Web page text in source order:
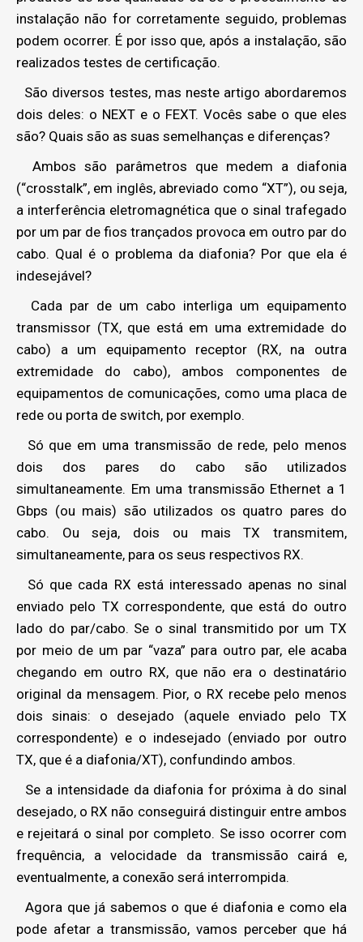
instalação não for corretamente seguido, problemas
podem ocorrer. É por isso que, após a instalação, são
realizados testes de certificação.
São diversos testes, mas neste artigo abordaremos
dois deles: o NEXT e o FEXT. Vocês sabe o que eles
são? Quais são as suas semelhanças e diferenças?
Ambos são parâmetros que medem a diafonia
(“crosstalk”, em inglês, abreviado como “XT”), ou seja,
a interferência eletromagnética que o sinal trafegado
por um par de fios trançados provoca em outro par do
cabo. Qual é o problema da diafonia? Por que ela é
indesejável?
Cada par de um cabo interliga um equipamento
transmissor (TX, que está em uma extremidade do
cabo) a um equipamento receptor (RX, na outra
extremidade do cabo), ambos componentes de
equipamentos de comunicações, como uma placa de
rede ou porta de switch, por exemplo.
Só que em uma transmissão de rede, pelo menos
dois dos pares do cabo são utilizados
simultaneamente. Em uma transmissão Ethernet a 1
Gbps (ou mais) são utilizados os quatro pares do
cabo. Ou seja, dois ou mais TX transmitem,
simultaneamente, para os seus respectivos RX.
Só que cada RX está interessado apenas no sinal
enviado pelo TX correspondente, que está do outro
lado do par/cabo. Se o sinal transmitido por um TX
por meio de um par “vaza” para outro par, ele acaba
chegando em outro RX, que não era o destinatário
original da mensagem. Pior, o RX recebe pelo menos
dois sinais: o desejado (aquele enviado pelo TX
correspondente) e o indesejado (enviado por outro
TX, que é a diafonia/XT), confundindo ambos.
Se a intensidade da diafonia for próxima à do sinal
desejado, o RX não conseguirá distinguir entre ambos
e rejeitará o sinal por completo. Se isso ocorrer com
frequência, a velocidade da transmissão cairá e,
eventualmente, a conexão será interrompida.
Agora que já sabemos o que é diafonia e como ela
pode afetar a transmissão, vamos perceber que há